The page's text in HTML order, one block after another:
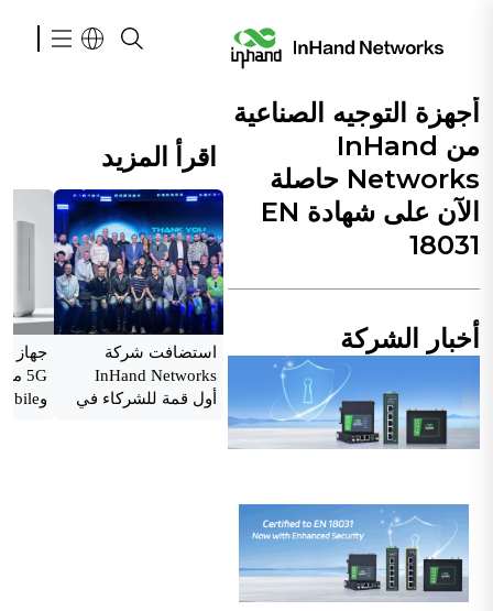
أجهزة التوجيه الصناعية
من InHand
Networks حاصلة
الآن على شهادة EN
18031
أخبار الشركة
اقرأ المزيد
استضافت شركة
InHand Networks
أول قمة للشركاء في